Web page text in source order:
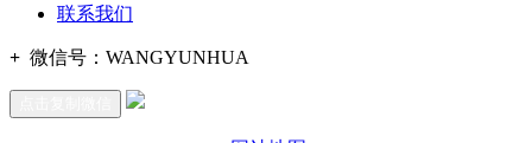
联系我们
+ 微信号： WANGYUNHUA